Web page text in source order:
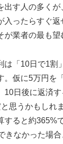
出す人の多く
入ったらすぐ返
が業者の最も望
は「10日で1割
。仮に5万円を
10日後に返済
思うかもしれ
すると約365%
きなかった場